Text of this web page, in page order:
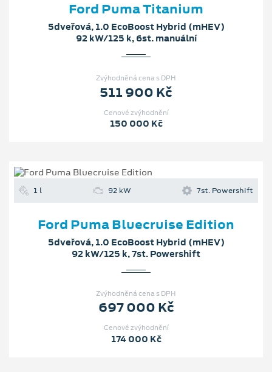
Ford Puma Titanium
5dveřová, 1.0 EcoBoost Hybrid (mHEV)
92 kW/125 k, 6st. manuální
Zvýhodněná cena s DPH
511 900 Kč
Cenové zvýhodnění
150 000 Kč
1 l 92 kW 7st. Powershift
Ford Puma Bluecruise Edition
5dveřová, 1.0 EcoBoost Hybrid (mHEV)
92 kW/125 k, 7st. Powershift
Zvýhodněná cena s DPH
697 000 Kč
Cenové zvýhodnění
174 000 Kč